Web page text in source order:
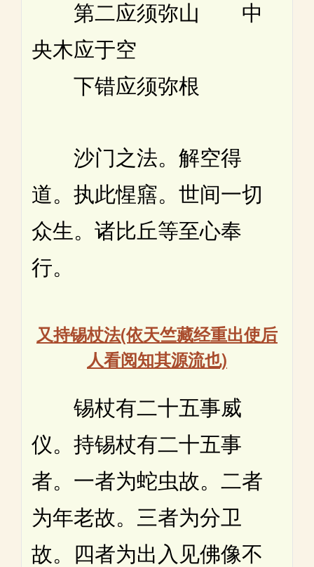
第二应须弥山 中
央木应于空
下错应须弥根
沙门之法。解空得
道。执此惺窹。世间一切
众生。诸比丘等至心奉
行。
又持锡杖法(依天竺藏经重出使后
人看阅知其源流也)
锡杖有二十五事威
仪。持锡杖有二十五事
者。一者为蛇虫故。二者
为年老故。三者为分卫
故。四者为出入见佛像不